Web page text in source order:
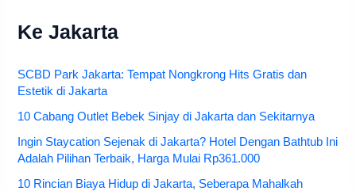
Ke Jakarta
SCBD Park Jakarta: Tempat Nongkrong Hits Gratis dan
Estetik di Jakarta
10 Cabang Outlet Bebek Sinjay di Jakarta dan Sekitarnya
Ingin Staycation Sejenak di Jakarta? Hotel Dengan Bathtub Ini
Adalah Pilihan Terbaik, Harga Mulai Rp361.000
10 Rincian Biaya Hidup di Jakarta, Seberapa Mahalkah